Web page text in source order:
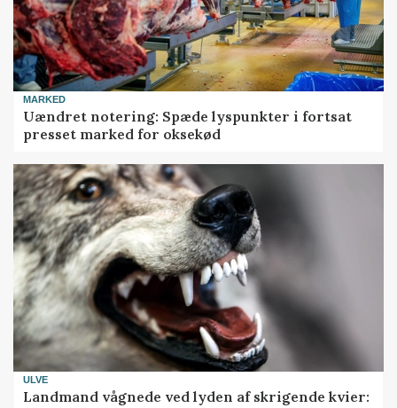
MARKED
Uændret notering: Spæde lyspunkter i fortsat
presset marked for oksekød
ULVE
Landmand vågnede ved lyden af skrigende kvier: